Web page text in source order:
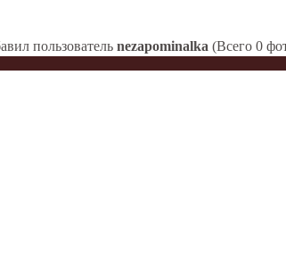
пользователь nezapominalka (Всего 0